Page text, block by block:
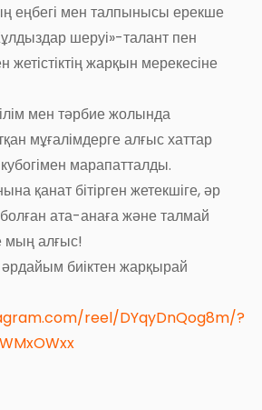
еңбегі мен талпынысы ерекше
шеруі»-талант пен
жетістіктің жарқын мерекесіне
мен тәрбие жолында
мұғалімдерге алғыс хаттар
кубогімен марапатталды.
қанат бітірген жетекшіге, әр
ата-анаға және талмай
мың алғыс!
биіктен жарқырай
reel/DYqyDnQog8m/?